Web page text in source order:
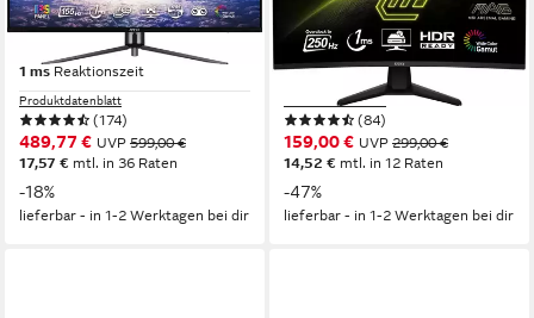
102 cm/ 40 Zoll Diagonale
3440 x 1440 px, UWQHD
1 ms Reaktionszeit
Produktdatenblatt
(174)
489,77 € UVP 599,00 €
17,57 € mtl. in 36 Raten
-18%
lieferbar - in 1-2 Werktagen bei dir
80 cm/ 32 Zoll Diagonale
1920 x 1080 px, Full HD Auflösung
1 ms Reaktionszeit
Produktdatenblatt
(84)
159,00 € UVP 299,00 €
14,52 € mtl. in 12 Raten
-47%
lieferbar - in 1-2 Werktagen bei dir